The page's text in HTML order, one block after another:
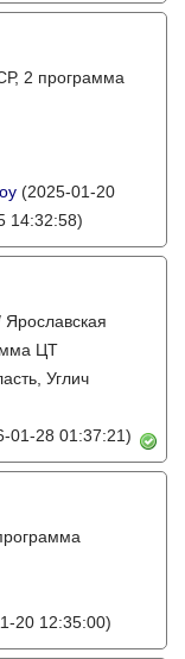
2 программа
(2025-01-20
14:32:58)
ЦТ
Углич
01-28 01:37:21)
20 12:35:00)